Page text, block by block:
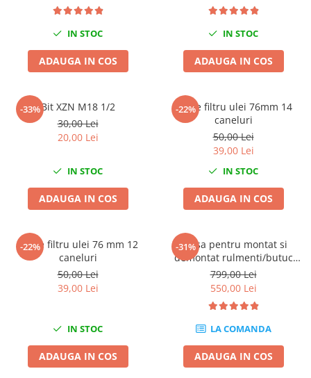
Redresoare,Roboti Pornire,Cabluri
Schimb ulei
Accesorii schimb ulei
Chei filtru ulei
Recuperatoare de ulei
Scule Ajutatoare
Scule De Mana si Unelte
Aparate de nituit si capsat
Burghie
Chei de Forta
Chei Dinamometrice
Ciocane Dalti si Dornuri
Scule Electrice
Aeroterme si Incalzitoare
Aparate de spalat cu presiune
IN STOC
ADAUGA IN COS
IN STOC
ADAUGA IN COS
-33%Bit XZN M18 1/2
30,00 Lei
20,00 Lei
IN STOC
ADAUGA IN COS
-22%
Cheie filtru ulei 76mm 14
caneluri
50,00 Lei
39,00 Lei
IN STOC
ADAUGA IN COS
-22%
Cheie filtru ulei 76 mm 12
caneluri
50,00 Lei
39,00 Lei
IN STOC
ADAUGA IN COS
-31%
Trusa pentru montat si
demontat rulmenti/butuc
85mm VW
Touareg,Transporter T5
799,00 Lei
550,00 Lei
LA COMANDA
ADAUGA IN COS